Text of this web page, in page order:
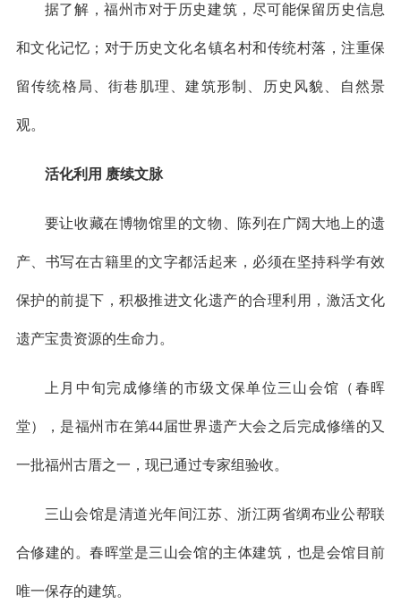
据了解，福州市对于历史建筑，尽可能保留历史信息
和文化记忆；对于历史文化名镇名村和传统村落，注重保
留传统格局、街巷肌理、建筑形制、历史风貌、自然景
观。
活化利用 赓续文脉
要让收藏在博物馆里的文物、陈列在广阔大地上的遗
产、书写在古籍里的文字都活起来，必须在坚持科学有效
保护的前提下，积极推进文化遗产的合理利用，激活文化
遗产宝贵资源的生命力。
上月中旬完成修缮的市级文保单位三山会馆（春晖
堂），是福州市在第44届世界遗产大会之后完成修缮的又
一批福州古厝之一，现已通过专家组验收。
三山会馆是清道光年间江苏、浙江两省绸布业公帮联
合修建的。春晖堂是三山会馆的主体建筑，也是会馆目前
唯一保存的建筑。